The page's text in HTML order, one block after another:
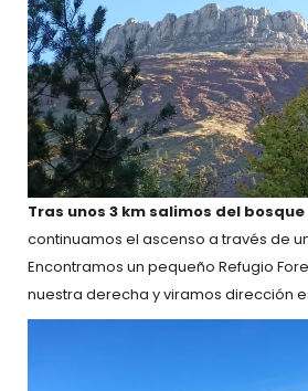
Tras unos 3 km salimos del bosque
continuamos el ascenso a través de
Encontramos un pequeño Refugio
nuestra derecha y viramos dirección